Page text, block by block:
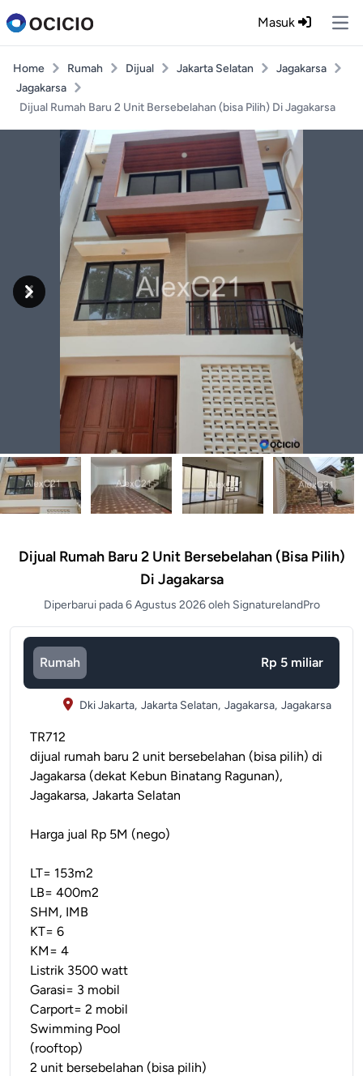
Masuk
Home Rumah Dijual Jakarta Selatan
Jagakarsa
Jagakarsa
Dijual Rumah Baru 2 Unit Bersebelahan (bisa Pilih) Di Jagakarsa
Previous
Next
Dijual Rumah Baru 2 Unit Bersebelahan (bisa Pilih)
Di Jagakarsa
Diperbarui pada 6 Agustus 2026 oleh SignaturelandPro
Rumah Rp 5 miliar
Dki Jakarta, Jakarta Selatan, Jagakarsa, Jagakarsa
TR712
dijual rumah baru 2 unit bersebelahan (bisa pilih) di
Jagakarsa (dekat Kebun Binatang Ragunan),
Jagakarsa, Jakarta Selatan
Harga jual Rp 5M (nego)
LT= 153m2
LB= 400m2
SHM, IMB
KT= 6
KM= 4
Listrik 3500 watt
Garasi= 3 mobil
Carport= 2 mobil
Swimming Pool
(rooftop)
2 unit bersebelahan (bisa pilih)